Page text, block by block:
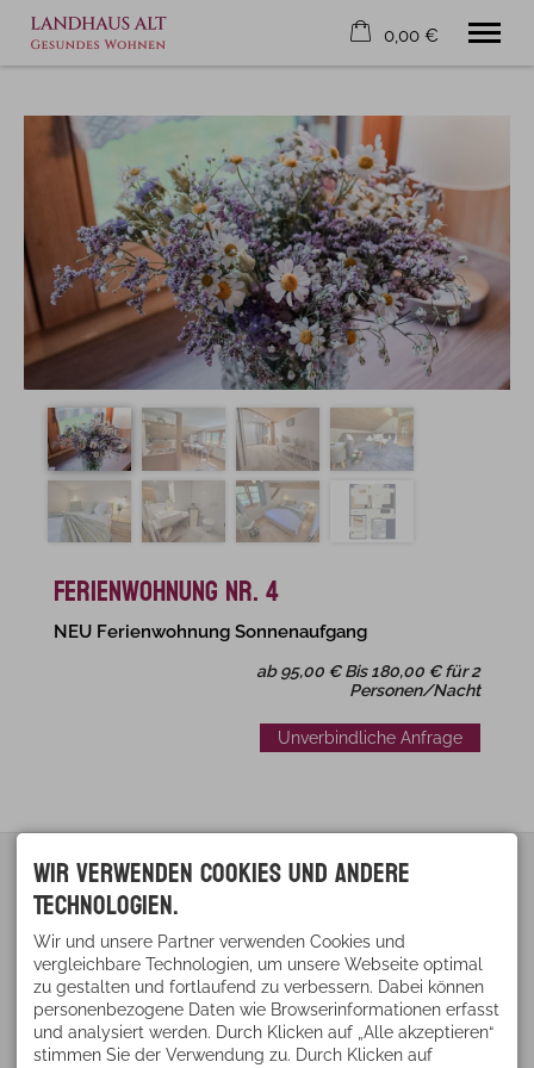
2 Erwachsene
Willkommen
Ferienwohnungen
Urlaub im Allgäu
Service
08322 5443
0,00 €
Ferienwohnung Nr. 4
NEU Ferienwohnung Sonnenaufgang
ab 95,00 € Bis 180,00 € für 2
Personen/Nacht
Unverbindliche Anfrage
KONTAKT
Cornelia Alt
Oibweg 16
Tiefenbach
DEUTSCHLAND
Tel. +49 8322 5443
Fax +49 8322 987 16 60
info@Landhaus-Alt.de
BEI UNS FINDEN SIE ...
Klares Wasser - Reine
Luft
Urlaub auf dem
Bauernhof
Kinder sind herzlich
Willkommen
Ferienwohnung mit
Wir verwenden Cookies und andere
Technologien.
Wir und unsere Partner verwenden Cookies und
vergleichbare Technologien, um unsere Webseite optimal
zu gestalten und fortlaufend zu verbessern. Dabei können
personenbezogene Daten wie Browserinformationen erfasst
und analysiert werden. Durch Klicken auf „Alle akzeptieren“
stimmen Sie der Verwendung zu. Durch Klicken auf